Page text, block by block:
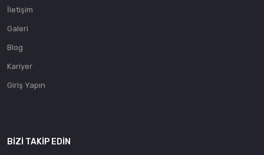
İletişim
Galeri
Blog
Kariyer
Giriş Yapın
BIZI TAKIP EDIN